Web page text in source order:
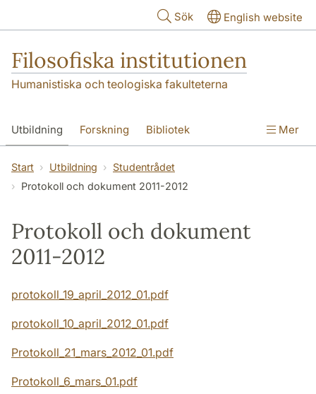
Sök English website
Filosofiska institutionen
Humanistiska och teologiska fakulteterna
Utbildning Forskning Bibliotek
Personal Kontakt Institutionen
Mer
Start Utbildning
Studentrådet
Protokoll och dokument 2011-2012
Protokoll och dokument
2011-2012
protokoll_19_april_2012_01.pdf
protokoll_10_april_2012_01.pdf
Protokoll_21_mars_2012_01.pdf
Protokoll_6_mars_01.pdf